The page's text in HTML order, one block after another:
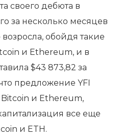
своего дебюта в
за несколько месяцев
обойдя такие
и Ethereum, и в
$43 873,82 за
предложение YFI
и Ethereum,
все еще
и ETH.